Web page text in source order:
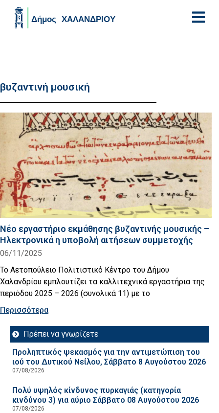
βυζαντινή μουσική
Νέο εργαστήριο εκμάθησης βυζαντινής μουσικής –
Ηλεκτρονικά η υποβολή αιτήσεων συμμετοχής
06/11/2025
Το Αετοπούλειο Πολιτιστικό Κέντρο του Δήμου
Χαλανδρίου εμπλουτίζει τα καλλιτεχνικά εργαστήρια της
περιόδου 2025 – 2026 (συνολικά 11) με το
Περισσότερα
Πρέπει να γνωρίζετε
Προληπτικός ψεκασμός για την αντιμετώπιση του
ιού του Δυτικού Νείλου, Σάββατο 8 Αυγούστου 2026
07/08/2026
Πολύ υψηλός κίνδυνος πυρκαγιάς (κατηγορία
κινδύνου 3) για αύριο Σάββατο 08 Αυγούστου 2026
07/08/2026